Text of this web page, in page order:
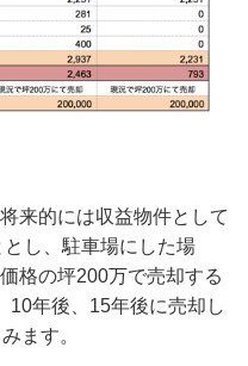
来的には収益物件として
し、駐車場にした場
格の坪200万で売却する
10年後、15年後に売却し
ます。